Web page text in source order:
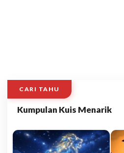
CARI TAHU
Kumpulan Kuis Menarik